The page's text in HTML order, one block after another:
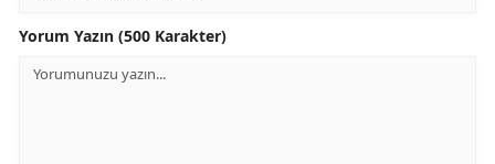
Yorum Yazın (500 Karakter)